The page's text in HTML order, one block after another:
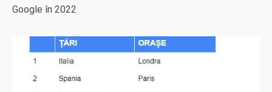
Google în 2022